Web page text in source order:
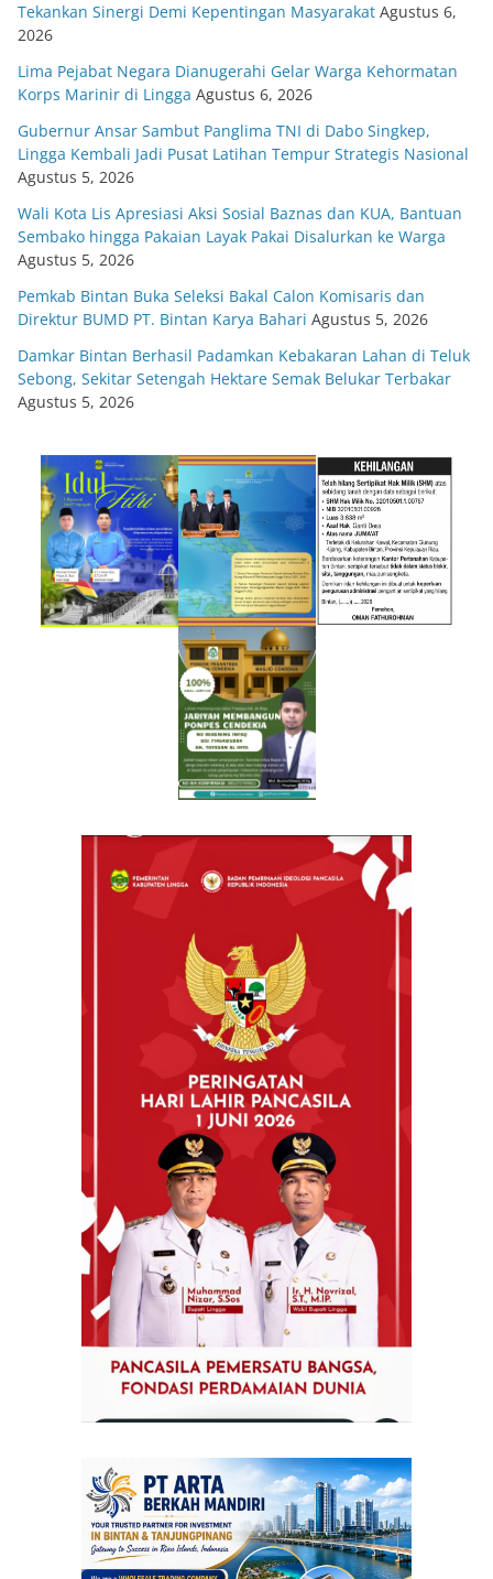
Tekankan Sinergi Demi Kepentingan Masyarakat Agustus 6,
2026
Lima Pejabat Negara Dianugerahi Gelar Warga Kehormatan
Korps Marinir di Lingga Agustus 6, 2026
Gubernur Ansar Sambut Panglima TNI di Dabo Singkep,
Lingga Kembali Jadi Pusat Latihan Tempur Strategis Nasional
Agustus 5, 2026
Wali Kota Lis Apresiasi Aksi Sosial Baznas dan KUA, Bantuan
Sembako hingga Pakaian Layak Pakai Disalurkan ke Warga
Agustus 5, 2026
Pemkab Bintan Buka Seleksi Bakal Calon Komisaris dan
Direktur BUMD PT. Bintan Karya Bahari Agustus 5, 2026
Damkar Bintan Berhasil Padamkan Kebakaran Lahan di Teluk
Sebong, Sekitar Setengah Hektare Semak Belukar Terbakar
Agustus 5, 2026